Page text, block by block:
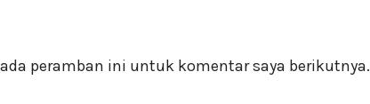
peramban ini untuk komentar saya berikutnya.